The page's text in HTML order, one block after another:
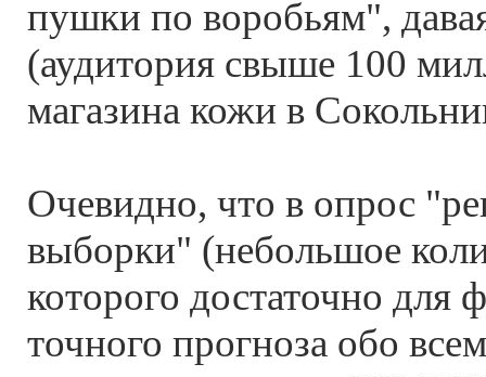
пушки по воробьям",
(аудитория свыше 100
магазина кожи в
Очевидно, что в опрос
выборки" (небольшое
которого достаточно для
точного прогноза обо